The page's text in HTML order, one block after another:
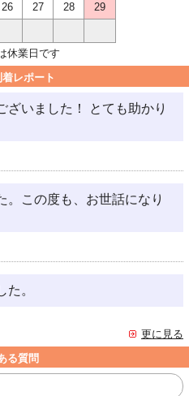
26 27 28
29
休業日です
レポート
ざいました！ とても助かり
。この度も、お世話になり
。
更に見る
る質問